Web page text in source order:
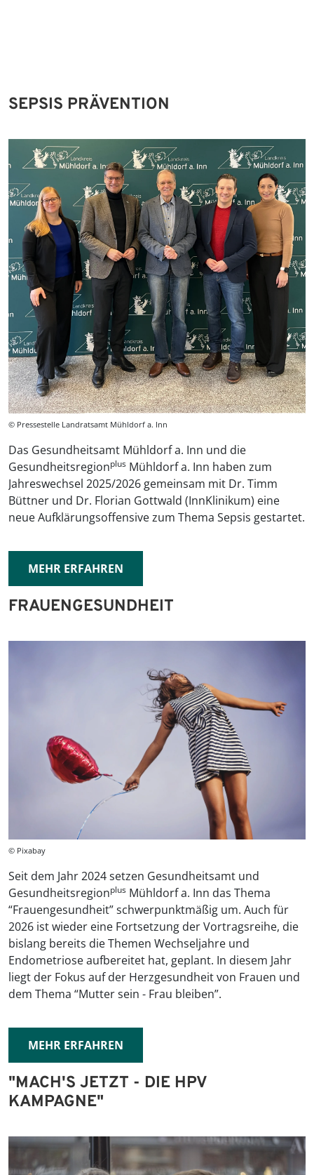
SEPSIS PRÄVENTION
© Pressestelle Landratsamt Mühldorf a. Inn
Das Gesundheitsamt Mühldorf a. Inn und die
Gesundheitsregionplus Mühldorf a. Inn haben zum
Jahreswechsel 2025/2026 gemeinsam mit Dr. Timm
Büttner und Dr. Florian Gottwald (InnKlinikum) eine
neue Aufklärungsoffensive zum Thema Sepsis gestartet.
MEHR ERFAHREN
FRAUENGESUNDHEIT
© Pixabay
Seit dem Jahr 2024 setzen Gesundheitsamt und
Gesundheitsregionplus Mühldorf a. Inn das Thema
“Frauengesundheit” schwerpunktmäßig um. Auch für
2026 ist wieder eine Fortsetzung der Vortragsreihe, die
bislang bereits die Themen Wechseljahre und
Endometriose aufbereitet hat, geplant. In diesem Jahr
liegt der Fokus auf der Herzgesundheit von Frauen und
dem Thema “Mutter sein - Frau bleiben”.
MEHR ERFAHREN
"MACH'S JETZT - DIE HPV
KAMPAGNE"